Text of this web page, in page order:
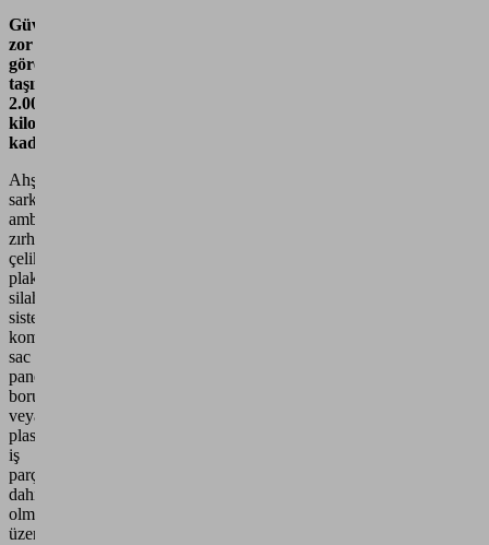
Güvenli
zor
görev
taşıma
2.000
kilograma
kadar
Ahşap
sarkaçlı
ambalajlar,
zırhlı
çelik
plakalar,
silah
sistemi
komponentleri,
sac
paneller,
borular
veya
plastik
iş
parçaları
dahil
olmak
üzere